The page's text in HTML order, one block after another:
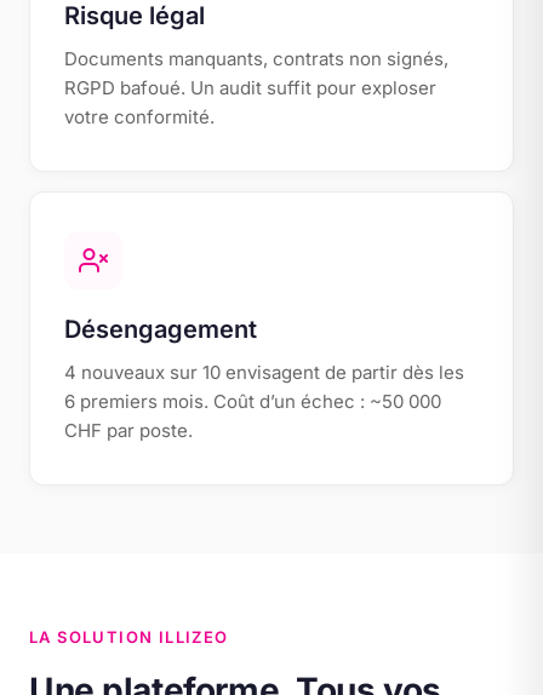
Risque légal
Documents manquants, contrats non signés,
RGPD bafoué. Un audit suffit pour exploser
votre conformité.
Désengagement
4 nouveaux sur 10 envisagent de partir dès les
6 premiers mois. Coût d’un échec : ~50 000
CHF par poste.
LA SOLUTION ILLIZEO